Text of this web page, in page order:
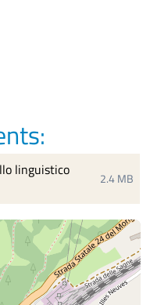
linguistico
2.4 MB